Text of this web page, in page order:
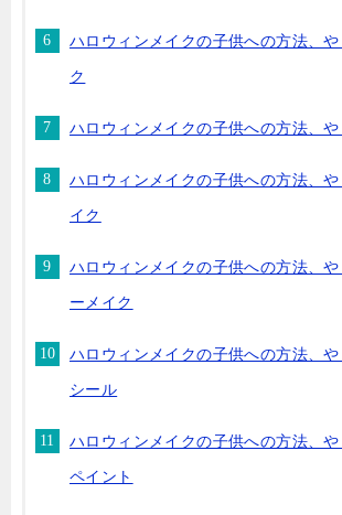
ハロウィンメイクの子供への方法、
ク
ハロウィンメイクの子供への方法、
ハロウィンメイクの子供への方法、
イク
ハロウィンメイクの子供への方法、
ーメイク
ハロウィンメイクの子供への方法、
シール
ハロウィンメイクの子供への方法、
ペイント